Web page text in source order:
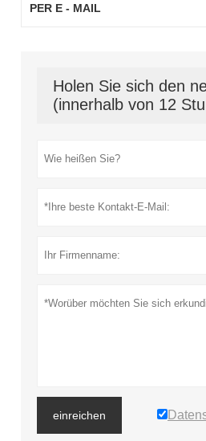
PER E - MAIL
Holen Sie sich den
(innerhalb von 12
einreichen